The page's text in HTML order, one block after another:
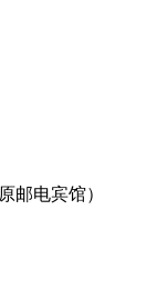
邮电宾馆）